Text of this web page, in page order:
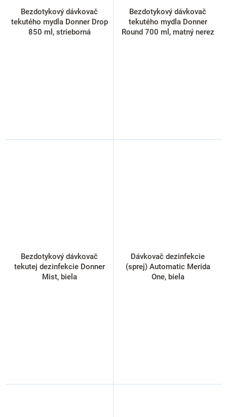
Bezdotykový dávkovač
tekutého mydla Donner Drop
850 ml, strieborná
Bezdotykový dávkovač
tekutého mydla Donner
Round 700 ml, matný nerez
Bezdotykový dávkovač
tekutej dezinfekcie Donner
Mist, biela
Dávkovač dezinfekcie
(sprej) Automatic Merida
One, biela